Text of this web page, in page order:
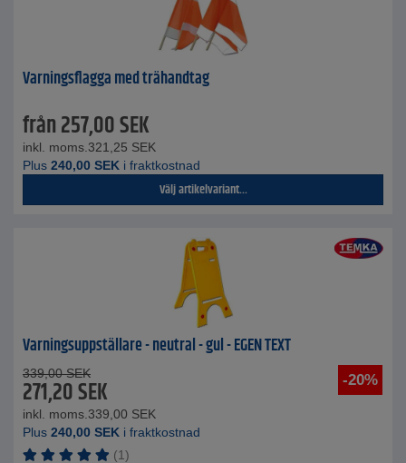
Varningsflagga med trähandtag
från257,00SEK
inkl. moms. 321,25 SEK
Plus 240,00 SEK i fraktkostnad
Välj artikelvariant...
Varningsuppställare - neutral - gul - EGEN TEXT
-20%
339,00 SEK
271,20SEK
inkl. moms. 339,00 SEK
Plus 240,00 SEK i fraktkostnad
(1)